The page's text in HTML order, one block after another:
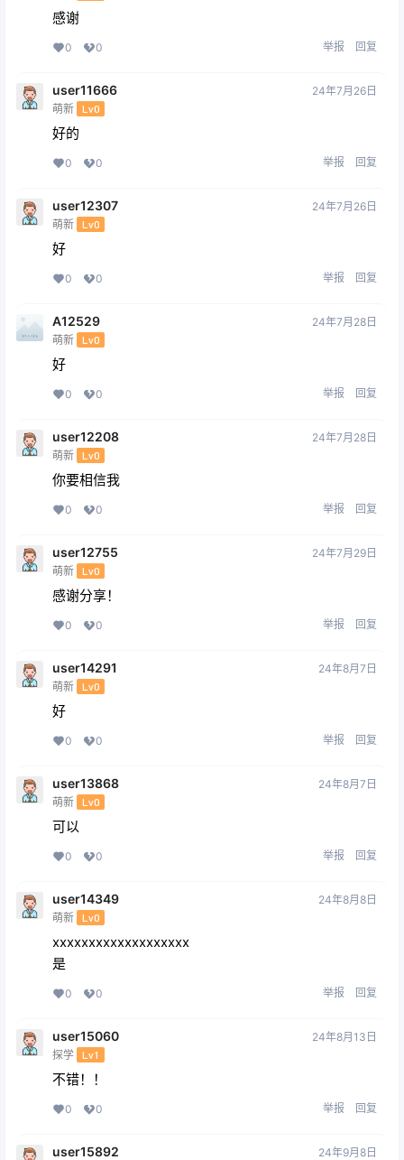
感谢
0 0 举报 回复
user11666
萌新 Lv0
24年7月26日
好的
0 0 举报 回复
user12307
萌新 Lv0
24年7月26日
好
0 0 举报 回复
A12529
萌新 Lv0
24年7月28日
好
0 0 举报 回复
user12208
萌新 Lv0
24年7月28日
你要相信我
0 0 举报 回复
user12755
萌新 Lv0
24年7月29日
感谢分享！
0 0 举报 回复
user14291
萌新 Lv0
24年8月7日
好
0 0 举报 回复
user13868
萌新 Lv0
24年8月7日
可以
0 0 举报 回复
user14349
萌新 Lv0
24年8月8日
xxxxxxxxxxxxxxxxxxx
是
0 0 举报 回复
user15060
探学 Lv1
24年8月13日
不错！！
0 0 举报 回复
user15892 24年9月8日